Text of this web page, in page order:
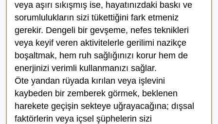
veya aşırı sıkışmış ise, hayatınızdaki baskı ve
sorumlulukların sizi tükettiğini fark etmeniz
gerekir. Dengeli bir gevşeme, nefes teknikleri
veya keyif veren aktivitelerle gerilimi nazikçe
boşaltmak, hem ruh sağlığınızı korur hem de
enerjinizi verimli kullanmanızı sağlar.
Öte yandan rüyada kırılan veya işlevini
kaybeden bir zemberek görmek, beklenen
harekete geçişin sekteye uğrayacağına; dışsal
faktörlerin veya içsel şüphelerin sizi